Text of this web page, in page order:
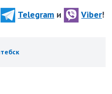
Telegram и Viber!